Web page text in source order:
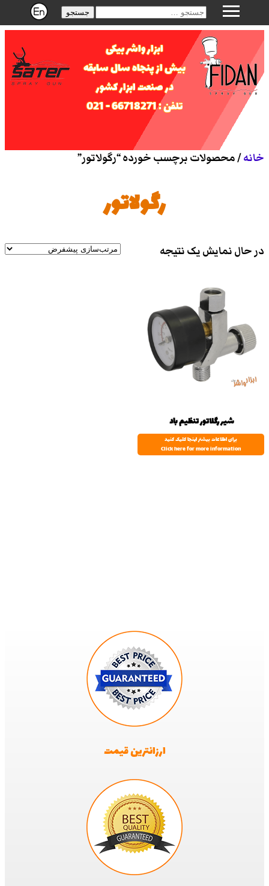
جستجو
ابزار واشر بیکی
بیش از پنجاه سال سابقه
در صنعت ابزار کشور
تلفن : 66718271 - 021
خانه/ محصولات برچسب خورده “رگولاتور”
رگولاتور
در حال نمایش یک نتیجه
شیر رگلاتور تنظیم باد
برای اطلاعات بیشتر اینجا کلیک کنید
Click here for more information
ارزانترین قیمت